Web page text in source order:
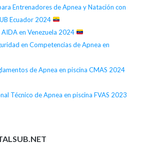
Entrenadores de Apnea y Natación con
Ecuador 2024
en Venezuela 2024
en Competencias de Apnea en
de Apnea en piscina CMAS 2024
Técnico de Apnea en piscina FVAS 2023